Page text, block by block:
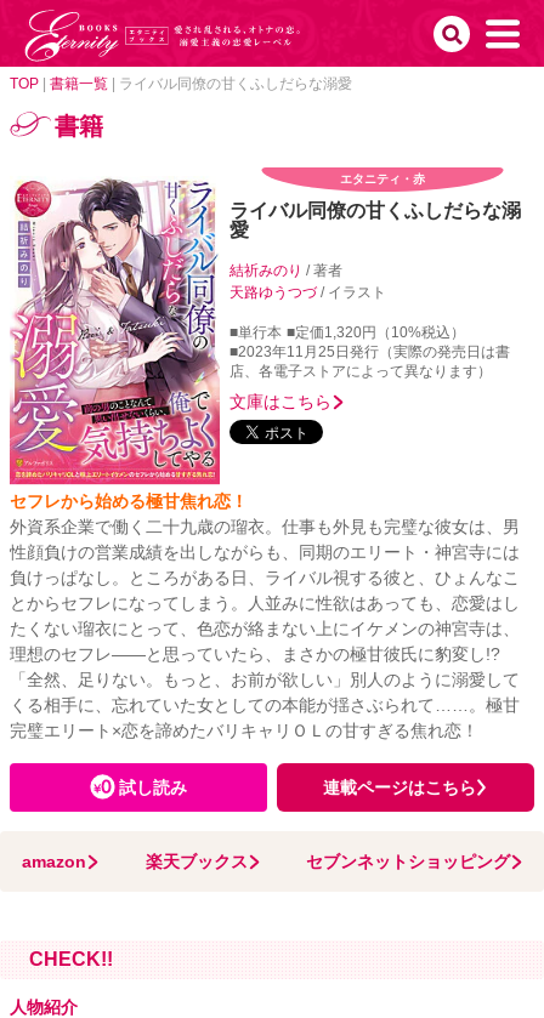
TOP 書籍一覧 ライバル同僚の甘くふしだらな溺愛
書籍
エタニティ・赤
ライバル同僚の甘くふしだらな溺
愛
結祈みのり/ 著者
天路ゆうつづ/ イラスト
■単行本 ■定価1,320円（10%税込）
■2023年11月25日発行（実際の発売日は書
店、各電子ストアによって異なります）
文庫はこちら
セフレから始める極甘焦れ恋！
外資系企業で働く二十九歳の瑠衣。仕事も外見も完璧な彼女は、男
性顔負けの営業成績を出しながらも、同期のエリート・神宮寺には
負けっぱなし。ところがある日、ライバル視する彼と、ひょんなこ
とからセフレになってしまう。人並みに性欲はあっても、恋愛はし
たくない瑠衣にとって、色恋が絡まない上にイケメンの神宮寺は、
理想のセフレ――と思っていたら、まさかの極甘彼氏に豹変し!?
「全然、足りない。もっと、お前が欲しい」別人のように溺愛して
くる相手に、忘れていた女としての本能が揺さぶられて……。極甘
完璧エリート×恋を諦めたバリキャリＯＬの甘すぎる焦れ恋！
試し読み 連載ページはこちら
amazon 楽天ブックス セブンネットショッピング
CHECK!!
人物紹介